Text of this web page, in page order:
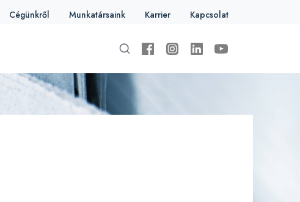
Cégünkről Munkatársaink Karrier Kapcsolat